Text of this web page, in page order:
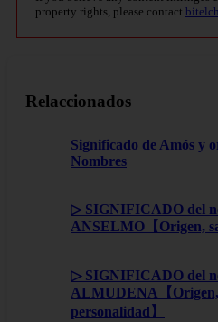
property rights, please contact
Relaccionados
Significado de Amós y
Nombres
▷ SIGNIFICADO del
ANSELMO【Origen,
▷ SIGNIFICADO del
ALMUDENA【
personalidad】